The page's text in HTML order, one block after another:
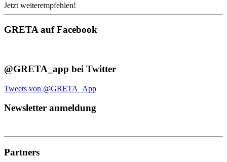
Jetzt weiterempfehlen!
GRETA auf Facebook
@GRETA_app bei Twitter
Tweets von @GRETA_App
Newsletter anmeldung
Partners